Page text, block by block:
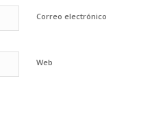
Correo electrónico
Web